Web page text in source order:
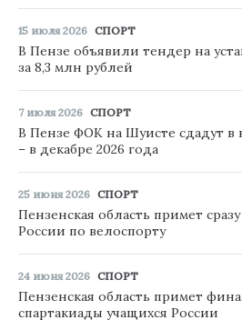
15 июля 2026 СПОРТ
В Пензе объявили тендер на
за 8,3 млн рублей
7 июля 2026 СПОРТ
В Пензе ФОК на Шуисте сдадут в
– в декабре 2026 года
25 июня 2026 СПОРТ
Пензенская область примет
России по велоспорту
24 июня 2026 СПОРТ
Пензенская область примет
спартакиады учащихся России